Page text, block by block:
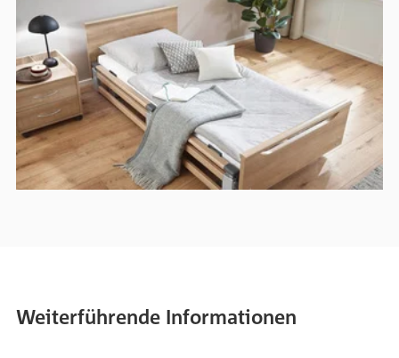
Weiterführende Informationen